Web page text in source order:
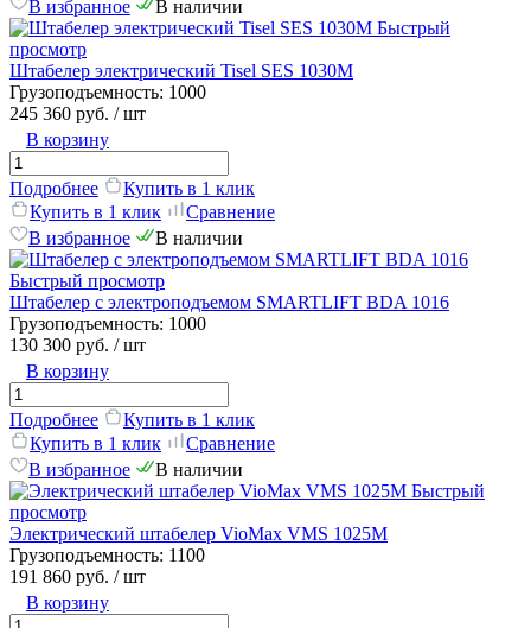
В избранное
В наличии
Быстрый
просмотр
Штабелер электрический Tisel SES 1030М
Грузоподъемность: 1000
245 360 руб. / шт
В корзину
Подробнее
Купить в 1 клик
Купить в 1 клик
Сравнение
В избранное
В наличии
Быстрый просмотр
Штабелер с электроподъемом SMARTLIFT BDA 1016
Грузоподъемность: 1000
130 300 руб. / шт
В корзину
Подробнее
Купить в 1 клик
Купить в 1 клик
Сравнение
В избранное
В наличии
Быстрый
просмотр
Электрический штабелер VioMax VMS 1025M
Грузоподъемность: 1100
191 860 руб. / шт
В корзину